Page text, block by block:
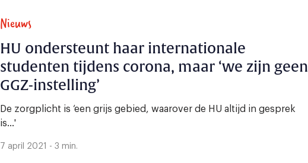
Nieuws
HU ondersteunt haar internationale
studenten tijdens corona, maar ‘we zijn geen
GGZ-instelling’
De zorgplicht is ‘een grijs gebied, waarover de HU altijd in gesprek
is...'
7 april 2021 - 3 min.